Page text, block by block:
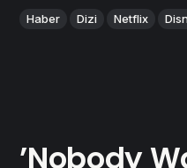
Haber Dizi Netflix
’Nobody